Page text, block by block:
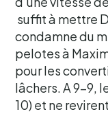
suffit à mettre
condamne du
pelotes à
pour les
lâchers. A 9-9,
10) et ne